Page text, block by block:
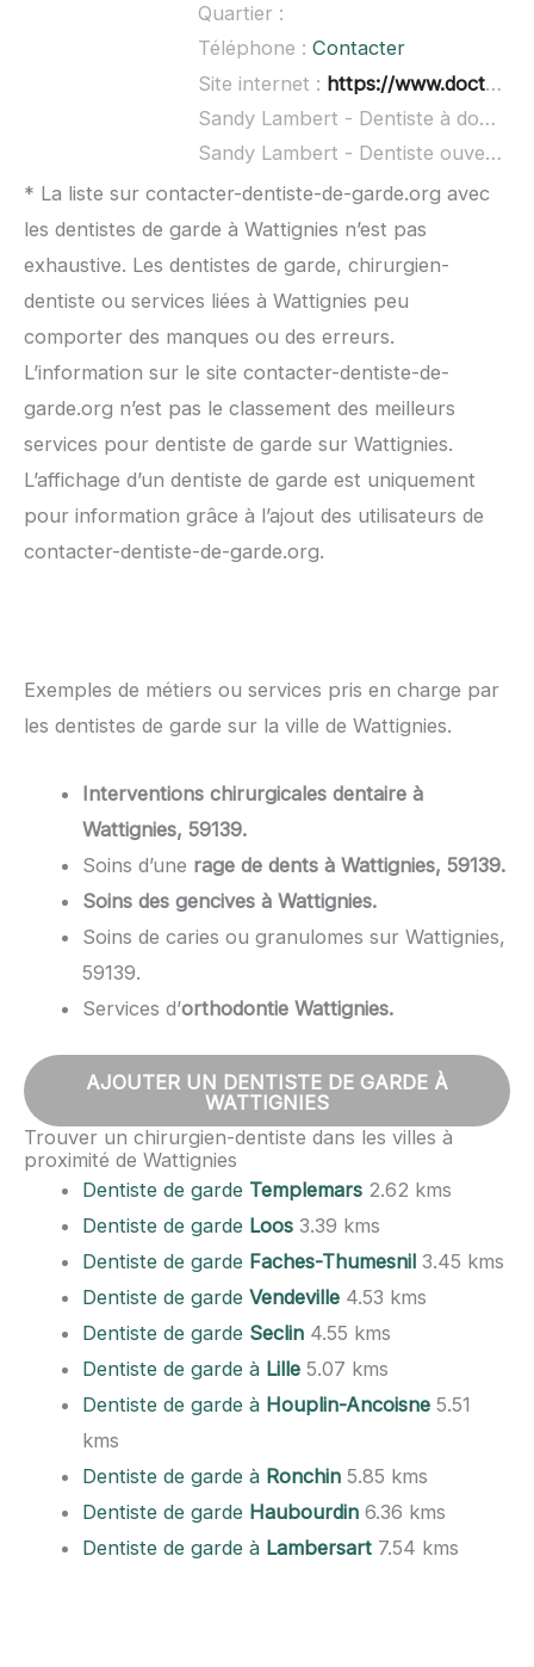
Quartier :
Téléphone : Contacter
Site internet : https://www.doctolib.fr/dentiste/haubourdin/sandy-lambert
Sandy Lambert - Dentiste à domicile :
Sandy Lambert - Dentiste ouvert dimanche :
* La liste sur contacter-dentiste-de-garde.org avec
les dentistes de garde à Wattignies n’est pas
exhaustive. Les dentistes de garde, chirurgien-
dentiste ou services liées à Wattignies peu
comporter des manques ou des erreurs.
L’information sur le site contacter-dentiste-de-
garde.org n’est pas le classement des meilleurs
services pour dentiste de garde sur Wattignies.
L’affichage d’un dentiste de garde est uniquement
pour information grâce à l’ajout des utilisateurs de
contacter-dentiste-de-garde.org.
Exemples de métiers ou services pris en charge par
les dentistes de garde sur la ville de Wattignies.
Interventions chirurgicales dentaire à
Wattignies, 59139.
Soins d’une rage de dents à Wattignies, 59139.
Soins des gencives à Wattignies.
Soins de caries ou granulomes sur Wattignies,
59139.
Services d’orthodontie Wattignies.
AJOUTER UN DENTISTE DE GARDE À
WATTIGNIES
Trouver un chirurgien-dentiste dans les villes à
proximité de Wattignies
Dentiste de garde Templemars 2.62 kms
Dentiste de garde Loos 3.39 kms
Dentiste de garde Faches-Thumesnil 3.45 kms
Dentiste de gardeVendeville 4.53 kms
Dentiste de garde Seclin 4.55 kms
Dentiste de garde à Lille 5.07 kms
Dentiste de garde à Houplin-Ancoisne 5.51
kms
Dentiste de garde à Ronchin 5.85 kms
Dentiste de garde Haubourdin 6.36 kms
Dentiste de garde à Lambersart 7.54 kms